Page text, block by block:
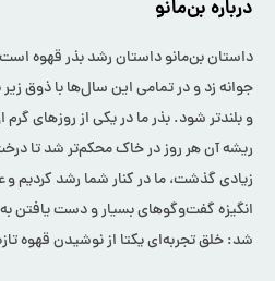
درباره بن‌مانو
داستان بن‌مانو داستان رشد بذر قهوه
جوانه زد و در تمامی این سال‌ها با ذوق
و بلندتر شود. بذر ما در یکی از روزهای
ریشه آن هر روز در خاک محکم‌تر شد تا
زیادی گذشت، ما در کنار شما رشد کردیم
انگیزه گفت‌وگوهای بسیار و دست
شد: خلق تجربه‌ای یکتا از نوشیدن قهوه‌